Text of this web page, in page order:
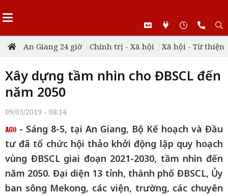
An Giang 24 giờ Chính trị - Xã hội Xã hội - Từ thiện
Xây dựng tầm nhìn cho ĐBSCL đến
năm 2050
09/05/2019 - 08:14
- Sáng 8-5, tại An Giang, Bộ Kế hoạch và Đầu
tư đã tổ chức hội thảo khởi động lập quy hoạch
vùng ĐBSCL giai đoạn 2021-2030, tầm nhìn đến
năm 2050. Đại diện 13 tỉnh, thành phố ĐBSCL, Ủy
ban sông Mekong, các viện, trường, các chuyên